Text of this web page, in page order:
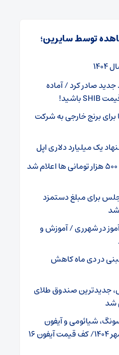
توسط سایرین؛
صادر کرد / آماده
برنج خارجی به شرکت
یک میلیارد دلاری اپل
ارزش سهام عدالت ۵۰۰ هزار تومانی ها اعلام شد
برای مبلغ دستمزد
در شهرری / آموزش و
در دی ماه کاهش
جدیدترین صندوق طلای
شد
شیائومی و آیفون
امروز چهارشنبه ۹ مهر ۱۴۰۴/ کف قیمت آیفون ۱۶